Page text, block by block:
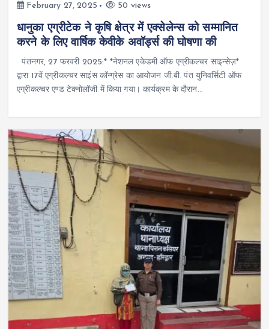
February 27, 2025
50 views
धानुका एग्रीटेक ने कृषि क्षेत्र में एक्सेलेन्स को सम्मानित
करने के लिए वार्षिक केवीके अवॉर्ड्स की घोषणा की
पंतनगर, 27 फरवरी 2025:* *नेशनल एकेडमी ऑफ एग्रीकल्चर साइन्सेज़*
द्वारा 17वें एग्रीकल्चर साइंस कॉन्ग्रेस का आयोजन जी.बी. पंत युनिवर्सिटी ऑफ
एग्रीकल्चर एण्ड टेक्नोलॉजी में किया गया। कार्यक्रम के दौरान…